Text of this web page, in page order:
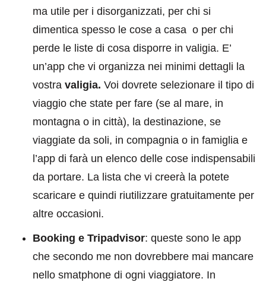
ma utile per i disorganizzati, per chi si
dimentica spesso le cose a casa o per chi
perde le liste di cosa disporre in valigia. E’
un’app che vi organizza nei minimi dettagli la
vostra valigia. Voi dovrete selezionare il tipo di
viaggio che state per fare (se al mare, in
montagna o in città), la destinazione, se
viaggiate da soli, in compagnia o in famiglia e
l’app di farà un elenco delle cose indispensabili
da portare. La lista che vi creerà la potete
scaricare e quindi riutilizzare gratuitamente per
altre occasioni.
Booking e Tripadvisor: queste sono le app
che secondo me non dovrebbere mai mancare
nello smatphone di ogni viaggiatore. In